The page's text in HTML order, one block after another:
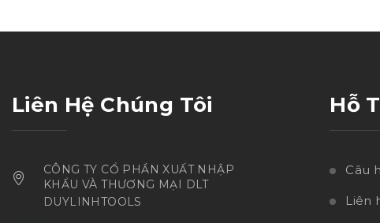
Liên Hệ Chúng Tôi
CÔNG TY CỔ PHẦN XUẤT NHẬP
KHẨU VÀ THƯƠNG MẠI DLT
DUYLINHTOOLS
Hỗ
Câu
Liên